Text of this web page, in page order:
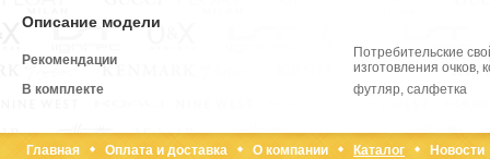
Описание модели
Рекомендации
Потребительские
изготовления очков,
В комплекте
футляр, салфетка
Главная Оплата и доставка О компании Каталог
Новости